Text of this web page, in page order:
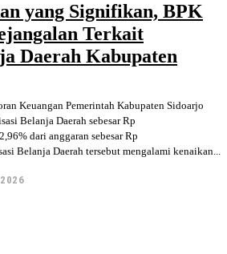
yang Signifikan, BPK
Terkait
Daerah Kabupaten
Keuangan Pemerintah Kabupaten Sidoarjo
Belanja Daerah sebesar Rp
dari anggaran sebesar Rp
Realisasi Belanja Daerah tersebut mengalami kenaikan...